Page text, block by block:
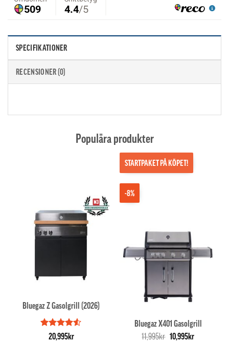
SPECIFIKATIONER
RECENSIONER (0)
Populära produkter
Bluegaz Z Gasolgrill (2026)
Betygsatt
20,995kr
-8%
STARTPAKET PÅ KÖPET!
Bluegaz X401 Gasolgrill
11,995kr Det
10,995krDet